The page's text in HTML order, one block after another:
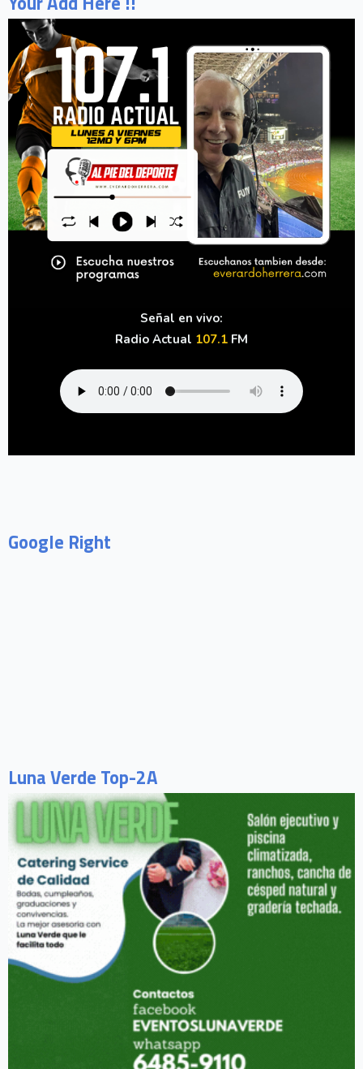
Señal en vivo:
Radio Actual 107.1 FM
Google Right
Luna Verde Top-2A